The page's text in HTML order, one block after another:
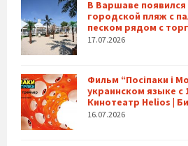
В Варшаве
городской пляж с
песком рядом с
17.07.2026
Фильм “Посіпаки і
украинском языке с
Кинотеатр Helios |
16.07.2026